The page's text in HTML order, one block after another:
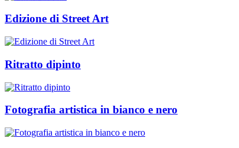
Edizione di Street Art
Ritratto dipinto
Fotografia artistica in bianco e nero